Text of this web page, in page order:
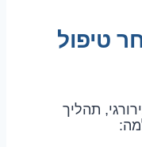
טיפול
תהליך